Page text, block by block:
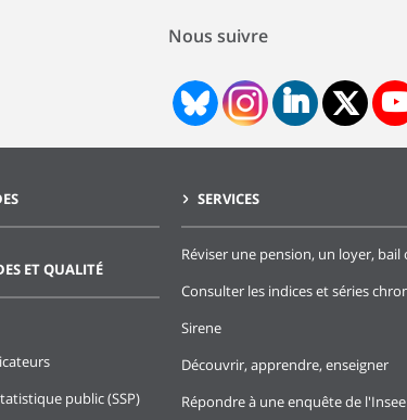
Nous suivre
ET QUALITÉ
public (SSP)
SERVICES
Réviser une pension, un loyer,
Consulter les indices et séries
Sirene
Découvrir, apprendre, enseigner
Répondre à une enquête de l'Insee